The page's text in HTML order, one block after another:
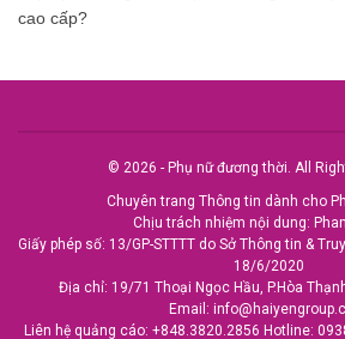
cao cấp?
© 2026 - Phụ nữ đương thời. All
Chuyên trang Thông tin dành cho
Chịu trách nhiệm nội dung:
Giấy phép số: 13/GP-STTTT do Sở Thông tin &
18/6/2020
Địa chỉ: 19/71 Thoại Ngọc Hầu, P.Hòa
Email:
Liên hệ quảng cáo: +848.3820.2856 Hotline: